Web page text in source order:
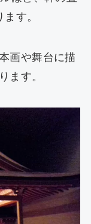
す。
画や舞台に描
ます。